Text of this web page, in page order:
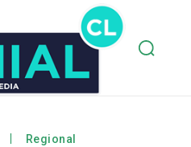
Regional